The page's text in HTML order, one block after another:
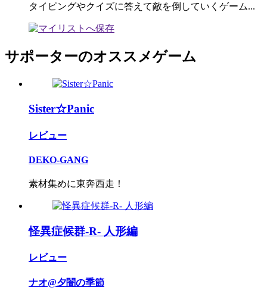
タイピングやクイズに答えて敵を倒していくゲーム...
サポーターのオススメゲーム
Sister☆Panic
レビュー
DEKO-GANG
素材集めに東奔西走！
怪異症候群-R- 人形編
レビュー
ナオ@夕闇の季節